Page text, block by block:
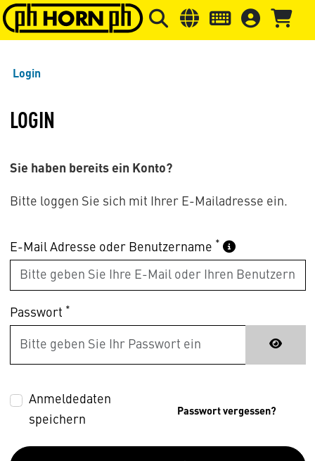
Springe zu Hauptinhalt Springe zum Header Springe
Login
LOGIN
Sie haben bereits ein Konto?
Bitte loggen Sie sich mit Ihrer E-Mailadresse ein.
E-Mail Adresse oder Benutzername *
Passwort *
Anmeldedaten
speichern
Passwort vergessen?